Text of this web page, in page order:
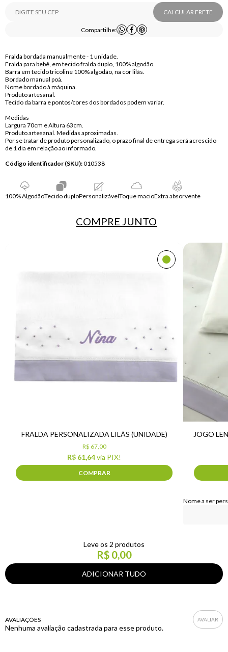
CALCULAR FRETE
Compartilhe:
Código identificador (SKU):010538
Fralda bordada manualmente - 1 unidade.
Fralda para bebê, em tecido fralda duplo, 100% algodão.
Barra em tecido tricoline 100% algodão, na cor lilás.
Bordado manual poá.
Nome bordado à máquina.
Produto artesanal.
Tecido da barra e pontos/cores dos bordados podem variar.
Medidas
Largura 70cm e Altura 63cm.
Produto artesanal. Medidas aproximadas.
Por se tratar de produto personalizado, o prazo final de entrega será acrescido
de 1 dia em relação ao informado.
100% AlgodãoTecido duploPersonalizávelToque macioExtra absorvente
COMPREJUNTO
FRALDA PERSONALIZADA LILÁS (UNIDADE)
R$ 61,64via PIX!
R$ 67,00
COMPRAR
JOGO
Nome a ser
Leve os 2 produtos
R$ 0,00
AVALIAÇÕES
Nenhuma avaliação cadastrada para esse produto.